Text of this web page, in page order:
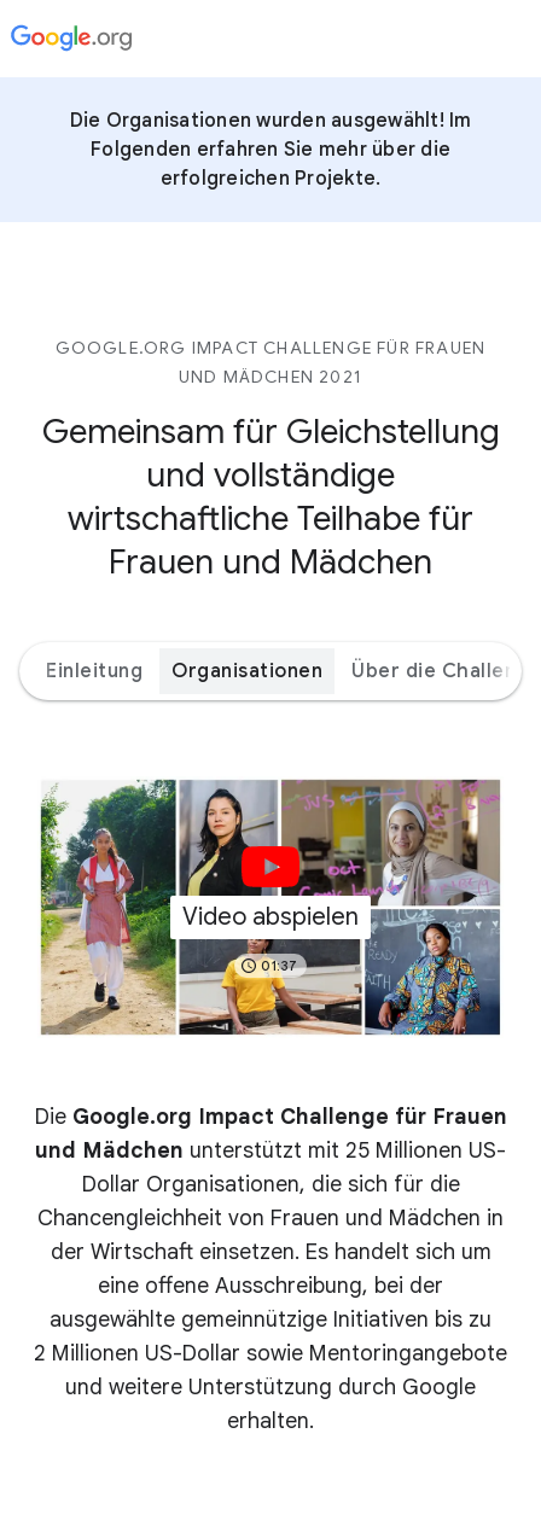
Die Organisationen wurden ausgewählt! Im
Folgenden erfahren Sie mehr über die
erfolgreichen Projekte.
GOOGLE.ORG IMPACT CHALLENGE FÜR FRAUEN
UND MÄDCHEN 2021
Gemeinsam für Gleichstellung
und vollständige
wirtschaftliche Teilhabe für
Frauen und Mädchen
Einleitung Organisationen Über die Challenge
Video abspielen
01:37
Die Google.org Impact Challenge für Frauen
und Mädchen unterstützt mit 25 Millionen US-
Dollar Organisationen, die sich für die
Chancengleichheit von Frauen und Mädchen in
der Wirtschaft einsetzen. Es handelt sich um
eine offene Ausschreibung, bei der
ausgewählte gemeinnützige Initiativen bis zu
2 Millionen US-Dollar sowie Mentoringangebote
und weitere Unterstützung durch Google
erhalten.